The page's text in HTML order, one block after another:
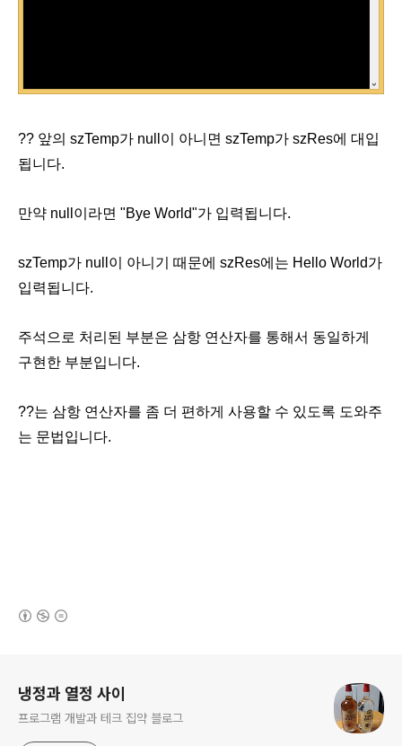
?? 앞의 szTemp가 null이 아니면 szTemp가 szRes에 대입
됩니다.
만약 null이라면 "Bye World"가 입력됩니다.
szTemp가 null이 아니기 때문에 szRes에는 Hello World가
입력됩니다.
주석으로 처리된 부분은 삼항 연산자를 통해서 동일하게
구현한 부분입니다.
??는 삼항 연산자를 좀 더 편하게 사용할 수 있도록 도와주
는 문법입니다.
냉정과 열정 사이
프로그램 개발과 테크 집약 블로그